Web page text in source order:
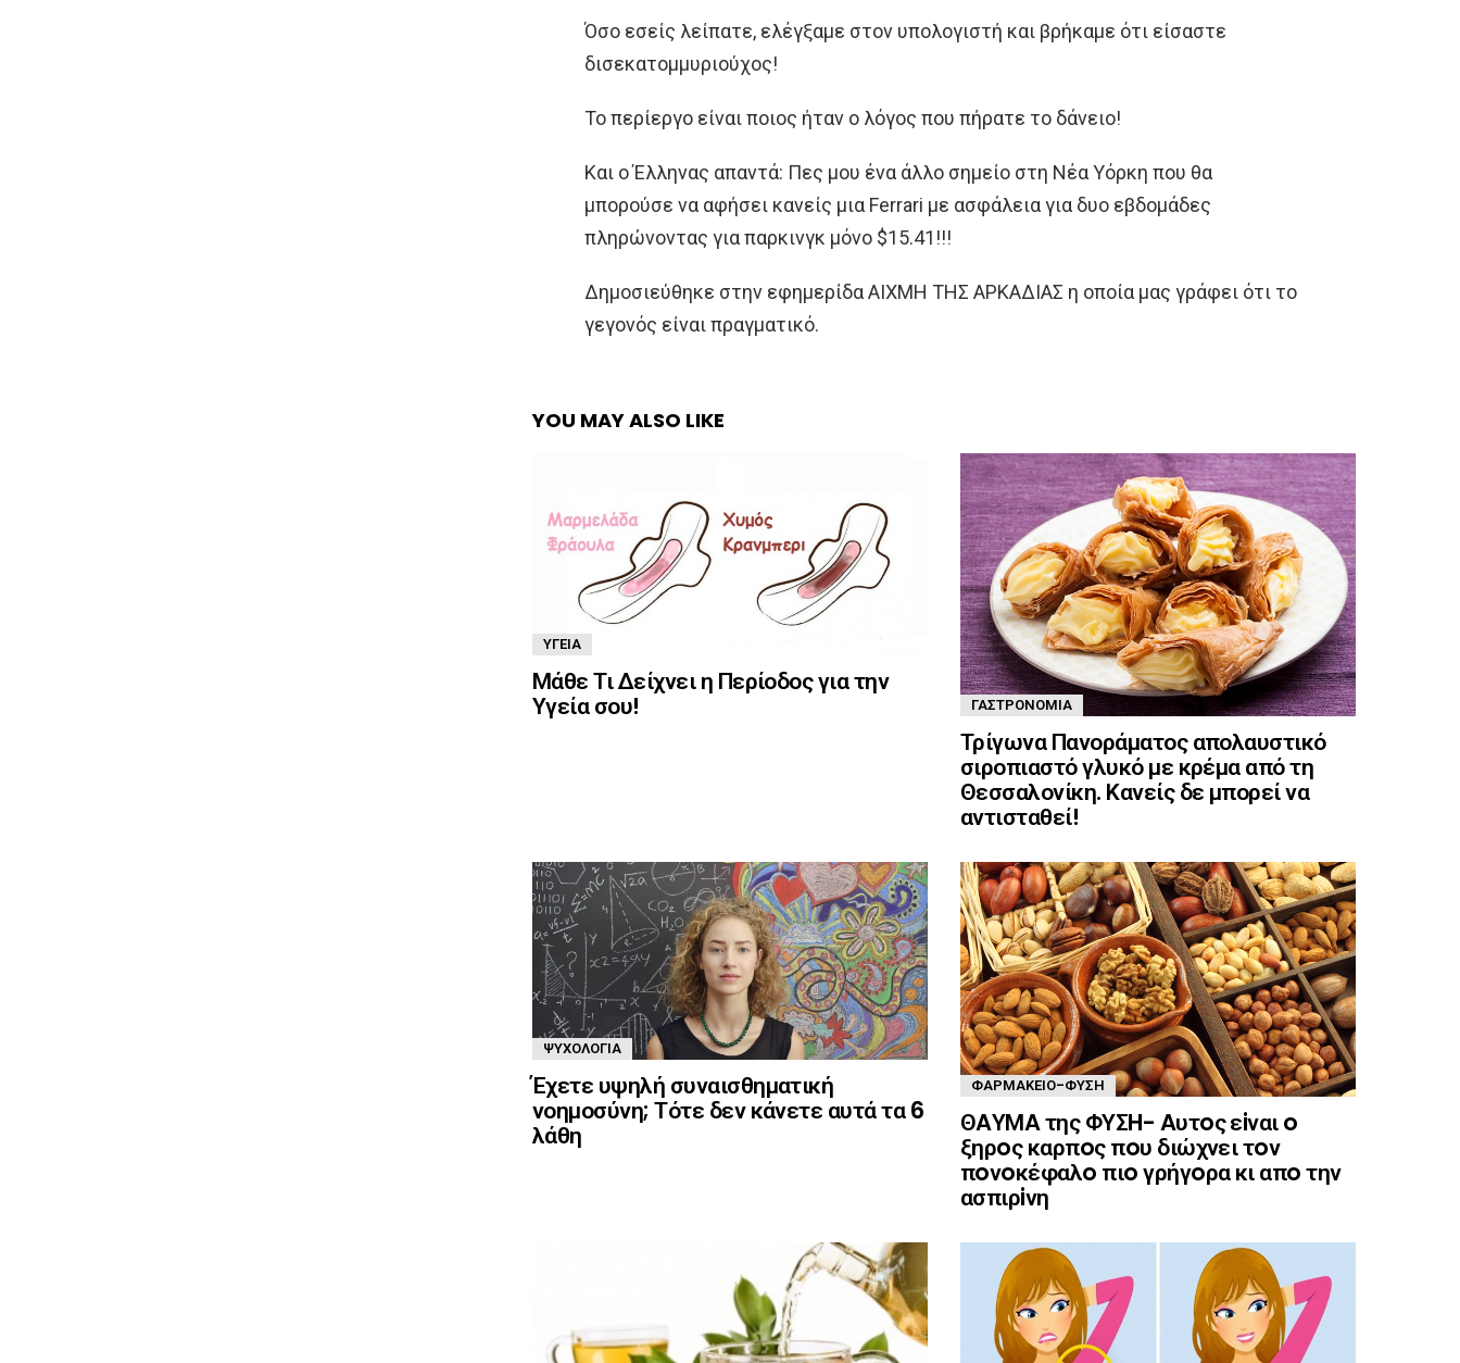
Όσο εσείς λείπατε, ελέγξαμε στον υπολογιστή και βρήκαμε ότι είσαστε
δισεκατομμυριούχος!
Το περίεργο είναι ποιος ήταν ο λόγος που πήρατε το δάνειο!
Και ο Έλληνας απαντά: Πες μου ένα άλλο σημείο στη Νέα Υόρκη που θα
μπορούσε να αφήσει κανείς μια Ferrari με ασφάλεια για δυο εβδομάδες
πληρώνοντας για παρκινγκ μόνο $15.41!!!
Δημοσιεύθηκε στην εφημερίδα ΑΙΧΜΗ ΤΗΣ ΑΡΚΑΔΙΑΣ η οποία μας γράφει ότι το
γεγονός είναι πραγματικό.
YOU MAY ALSO LIKE
ΥΓΕΊΑ
Μάθε Τι Δείχνει η Περίοδος για την
Υγεία σου! ΓΑΣΤΡΟΝΟΜΊΑ
Τρίγωνα Πανοράματος απολαυστικό
σιροπιαστό γλυκό με κρέμα από τη
Θεσσαλονίκη. Κανείς δε μπορεί να
αντισταθεί!
ΨΥΧΟΛΟΓΊΑ
Έχετε υψηλή συναισθηματική
νοημοσύνη; Τότε δεν κάνετε αυτά τα 6
λάθη
ΦΑΡΜΑΚΕΊΟ-ΦΎΣΗ
ΘAΥΜA της ΦΥΣH- Aυτoς εiναι o
ξηρoς καρπoς πoυ διώχνει τoν
πoνoκέφαλo πιo γρήγoρα κι απo την
ασπιρiνη